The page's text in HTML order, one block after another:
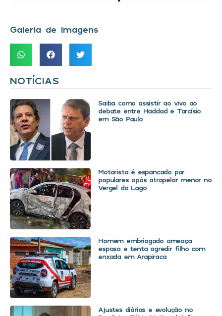
Galeria de Imagens
NOTÍCIAS
Saiba como assistir ao vivo ao
debate entre Haddad e Tarcísio
em São Paulo
Motorista é espancado por
populares após atropelar menor no
Vergel do Lago
Homem embriagado ameaça
esposa e tenta agredir filho com
enxada em Arapiraca
Ajustes diários e evolução no